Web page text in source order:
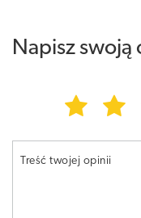
Napisz swoją
Treść twojej opinii